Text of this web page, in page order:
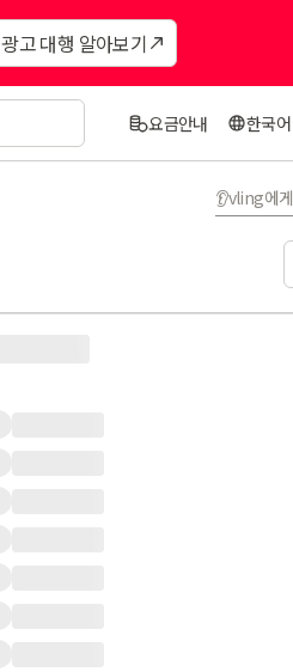
광고 대행 알아보기
요금안내 한국어
👂vling에